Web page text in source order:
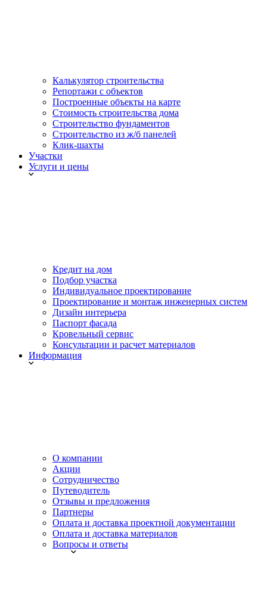
Калькулятор строительства
Репортажи с объектов
Построенные объекты на карте
Стоимость строительства дома
Строительство фундаментов
Строительство из ж/б панелей
Клик-шахты
Участки
Услуги и цены
Кредит на дом
Подбор участка
Индивидуальное проектирование
Проектирование и монтаж инженерных систем
Дизайн интерьера
Паспорт фасада
Кровельный сервис
Консультации и расчет материалов
Информация
О компании
Акции
Сотрудничество
Путеводитель
Отзывы и предложения
Партнеры
Оплата и доставка проектной документации
Оплата и доставка материалов
Вопросы и ответы